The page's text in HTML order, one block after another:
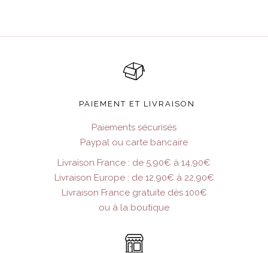
PAIEMENT ET LIVRAISON
Paiements sécurisés
Paypal ou carte bancaire
Livraison France : de 5,90€ à 14,90€
Livraison Europe : de 12,90€ à 22,90€
Livraison France gratuite dès 100€
ou à la boutique